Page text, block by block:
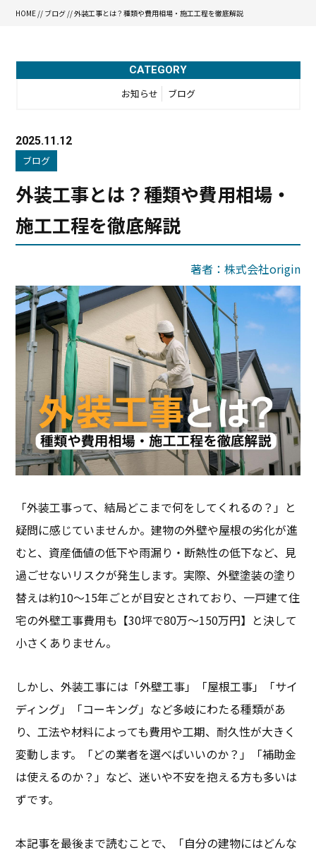
HOME // ブログ // 外装工事とは？種類や費用相場・施工工程を徹底解説
CATEGORY
お知らせ ブログ
2025.11.12
ブログ
外装工事とは？種類や費用相場・
施工工程を徹底解説
著者：株式会社origin
「外装工事って、結局どこまで何をしてくれるの？」と
疑問に感じていませんか。建物の外壁や屋根の劣化が進
むと、資産価値の低下や雨漏り・断熱性の低下など、見
過ごせないリスクが発生します。実際、外壁塗装の塗り
替えは約10～15年ごとが目安とされており、一戸建て住
宅の外壁工事費用も【30坪で80万～150万円】と決して
小さくありません。
しかし、外装工事には「外壁工事」「屋根工事」「サイ
ディング」「コーキング」など多岐にわたる種類があ
り、工法や材料によっても費用や工期、耐久性が大きく
変動します。「どの業者を選べばいいのか？」「補助金
は使えるのか？」など、迷いや不安を抱える方も多いは
ずです。
本記事を最後まで読むことで、「自分の建物にはどんな